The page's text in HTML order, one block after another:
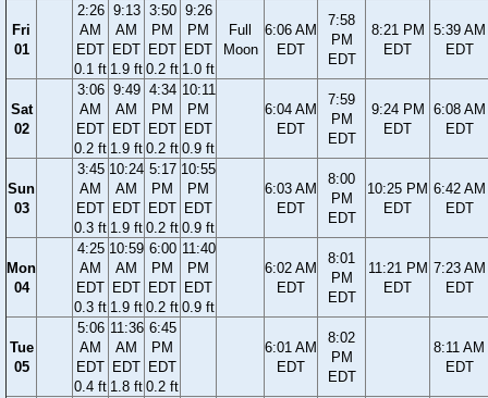
Fri
01
2:26
AM
EDT
0.1 ft
9:13
AM
EDT
1.9 ft
3:50
PM
EDT
0.2 ft
9:26
PM
EDT
1.0 ft
Full
Moon
6:06 AM
EDT
7:58
PM
EDT
8:21 PM
EDT
5:39 AM
EDT
Sat
02
3:06
AM
EDT
0.2 ft
9:49
AM
EDT
1.9 ft
4:34
PM
EDT
0.2 ft
10:11
PM
EDT
0.9 ft
6:04 AM
EDT
7:59
PM
EDT
9:24 PM
EDT
6:08 AM
EDT
Sun
03
3:45
AM
EDT
0.3 ft
10:24
AM
EDT
1.9 ft
5:17
PM
EDT
0.2 ft
10:55
PM
EDT
0.9 ft
6:03 AM
EDT
8:00
PM
EDT
10:25 PM
EDT
6:42 AM
EDT
Mon
04
4:25
AM
EDT
0.3 ft
10:59
AM
EDT
1.9 ft
6:00
PM
EDT
0.2 ft
11:40
PM
EDT
0.9 ft
6:02 AM
EDT
8:01
PM
EDT
11:21 PM
EDT
7:23 AM
EDT
Tue
05
5:06
AM
EDT
0.4 ft
11:36
AM
EDT
1.8 ft
6:45
PM
EDT
0.2 ft
6:01 AM
EDT
8:02
PM
EDT
8:11 AM
EDT